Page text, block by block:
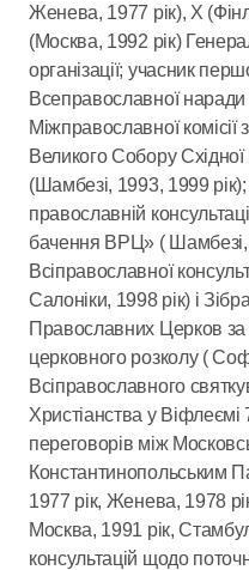
Женева, 1977 рік), Х
(Москва, 1992 рік)
організації; учасник
Всеправославної наради
Міжправославної комісії
Великого Собору
(Шамбезі, 1993, 1999
православній
бачення ВРЦ» ( Шамбезі,
Всіправославної
Салоніки, 1998 рік) і
Православних Церков за
церковного розколу (
Всіправославного
Христіанства у
переговорів між
Константинопольським
1977 рік, Женева, 1978
Москва, 1991 рік,
консультацій щодо